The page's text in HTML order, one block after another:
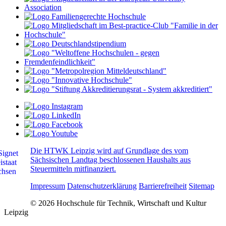
Die HTWK Leipzig wird auf Grundlage des vom
Sächsischen Landtag beschlossenen Haushalts aus
Steuermitteln mitfinanziert.
Impressum Datenschutzerklärung Barrierefreiheit Sitemap
© 2026 Hochschule für Technik, Wirtschaft und Kultur
Leipzig